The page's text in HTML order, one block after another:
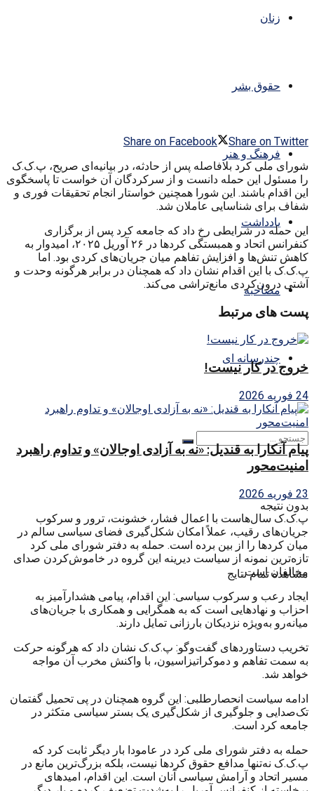
زنان
حقوق بشر
فرهنگ و هنر
یادداشت
مصاحبه
چندرسانه ای
بدون نتیجه
مشاهده تمام نتایج
Share on Facebook
Share on Twitter
شورای ملی کرد بلافاصله پس از حادثه، در بیانیه‌ای صریح، پ.ک.ک
را مسئول این حمله دانست و از سرکردگان آن خواست تا پاسخگوی
این اقدام باشند. این شورا همچنین خواستار انجام تحقیقات فوری و
شفاف برای شناسایی عاملان شد.
این حمله در شرایطی رخ داد که جامعه کرد پس از برگزاری
کنفرانس اتحاد و همبستگی کردها در ۲۶ آوریل ۲۰۲۵، امیدوار به
کاهش تنش‌ها و افزایش تفاهم میان جریان‌های کردی بود. اما
پ.ک.ک با این اقدام نشان داد که همچنان در برابر هرگونه وحدت و
آشتی درون‌کردی مانع‌تراشی می‌کند.
پست های مرتبط
خروج در کار نیست!
24 فوریه 2026
پیام آنکارا به قندیل: «نه به آزادی اوجالان» و تداوم راهبرد
امنیت‌محور
23 فوریه 2026
پ.ک.ک سال‌هاست با اعمال فشار، خشونت، ترور و سرکوب
جریان‌های رقیب، عملاً امکان شکل‌گیری فضای سیاسی سالم در
میان کردها را از بین برده است. حمله به دفتر شورای ملی کرد
تازه‌ترین نمونه از سیاست دیرینه این گروه در خاموش‌کردن صدای
مخالفان است.
ایجاد رعب و سرکوب سیاسی: این اقدام، پیامی هشدارآمیز به
احزاب و نهادهایی است که به همگرایی و همکاری با جریان‌های
میانه‌رو به‌ویژه نزدیکان بارزانی تمایل دارند.
تخریب دستاوردهای گفت‌وگو: پ.ک.ک نشان داد که هرگونه حرکت
به سمت تفاهم و دموکراتیزاسیون، با واکنش مخرب آن مواجه
خواهد شد.
ادامه سیاست انحصارطلبی: این گروه همچنان در پی تحمیل گفتمان
تک‌صدایی و جلوگیری از شکل‌گیری یک بستر سیاسی متکثر در
جامعه کرد است.
حمله به دفتر شورای ملی کرد در عامودا بار دیگر ثابت کرد که
پ.ک.ک نه‌تنها مدافع حقوق کردها نیست، بلکه بزرگ‌ترین مانع در
مسیر اتحاد و آرامش سیاسی آنان است. این اقدام، امیدهای